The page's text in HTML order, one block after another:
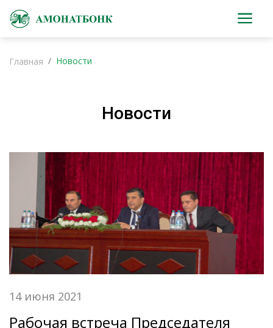
Главная Новости
Новости
14 июня 2021
Рабочая встреча Председателя